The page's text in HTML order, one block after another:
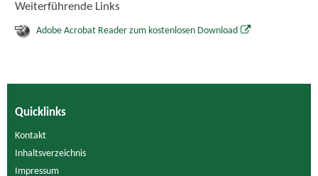
Weiterführende Links
Adobe Acrobat Reader zum kostenlosen Download
Quicklinks
Kontakt
Inhaltsverzeichnis
Impressum